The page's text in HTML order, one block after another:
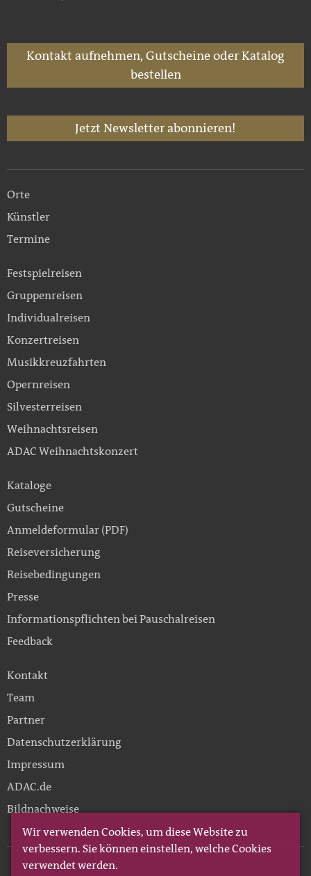
Kontakt aufnehmen, Gutscheine oder Katalog
bestellen
Jetzt Newsletter abonnieren!
Orte
Künstler
Termine
Festspielreisen
Gruppenreisen
Individualreisen
Konzertreisen
Musikkreuzfahrten
Opernreisen
Silvesterreisen
Weihnachtsreisen
ADAC Weihnachtskonzert
Kataloge
Gutscheine
Anmeldeformular (PDF)
Reiseversicherung
Reisebedingungen
Presse
Informationspflichten bei Pauschalreisen
Feedback
Kontakt
Team
Partner
Datenschutzerklärung
Impressum
ADAC.de
Bildnachweise
Wir verwenden Cookies, um diese Website zu
verbessern. Sie können einstellen, welche Cookies
verwendet werden.